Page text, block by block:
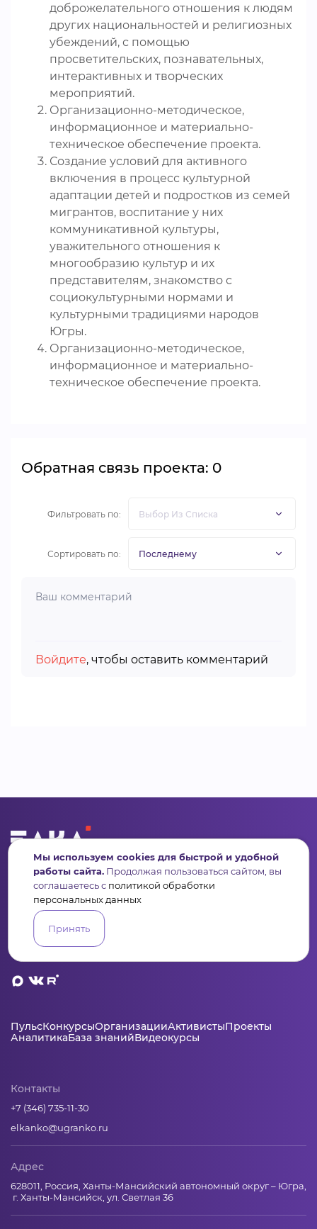
доброжелательного отношения к людям
других национальностей и религиозных
убеждений, с помощью
просветительских, познавательных,
интерактивных и творческих
мероприятий.
Организационно-методическое,
информационное и материально-
техническое обеспечение проекта.
Создание условий для активного
включения в процесс культурной
адаптации детей и подростков из семей
мигрантов, воспитание у них
коммуникативной культуры,
уважительного отношения к
многообразию культур и их
представителям, знакомство с
социокультурными нормами и
культурными традициями народов
Югры.
Организационно-методическое,
информационное и материально-
техническое обеспечение проекта.
Обратная связь проекта: 0
Фильтровать по:
Сортировать по:
Войдите, чтобы оставить комментарий
Сервис для некоммерческих организаций
и социальных предпринимателей
Подпишись на рассылку дайджест, новости, мероприятия
ПульсКонкурсыОрганизацииАктивистыПроекты
АналитикаБаза знанийВидеокурсы
Контакты
+7 (346) 735-11-30
elkanko@ugranko.ru
Адрес
628011, Россия, Ханты-Мансийский автономный округ – Югра,
г. Ханты-Мансийск, ул. Светлая 36
Мы используем cookies для быстрой и удобной
работы сайта. Продолжая пользоваться сайтом, вы
соглашаетесь с политикой обработки
персональных данных
Принять